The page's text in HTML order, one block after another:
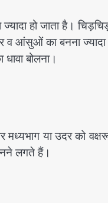
हो जाता है।
व आंसुओं का बनना ज्यादा
बोलना।
मध्यभाग या उदर को
लगते हैं।